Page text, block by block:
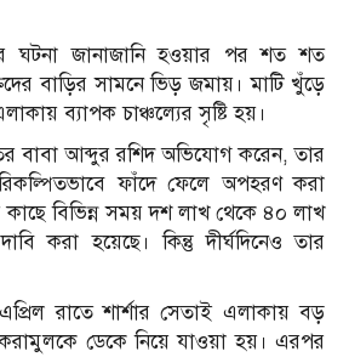
ঘটনা জানাজানি হওয়ার পর শত শত
বাড়ির সামনে ভিড় জমায়। মাটি খুঁড়ে
ব্যাপক চাঞ্চল্যের সৃষ্টি হয়।
বাবা আব্দুর রশিদ অভিযোগ করেন, তার
ফাঁদে ফেলে অপহরণ করা
বিভিন্ন সময় দশ লাখ থেকে ৪০ লাখ
করা হয়েছে। কিন্তু দীর্ঘদিনেও তার
রাতে শার্শার সেতাই এলাকায় বড়
ডেকে নিয়ে যাওয়া হয়। এরপর